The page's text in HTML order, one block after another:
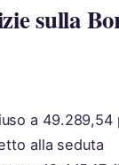
sulla
a 49.289,54
alla seduta